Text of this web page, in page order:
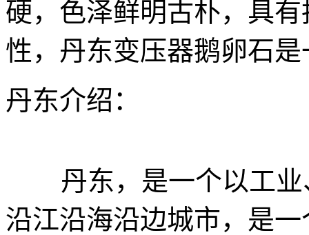
硬，色泽鲜明古朴，具
性，丹东变压器鹅卵石
丹东介绍：
丹东，是一个以工业
沿江沿海沿边城市，是